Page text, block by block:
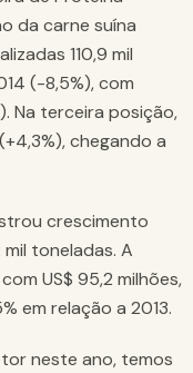
da carne suína
110,9 mil
(-8,5%), com
Na terceira posição,
chegando a
crescimento
mil toneladas. A
US$ 95,2 milhões,
em relação a 2013.
neste ano, temos